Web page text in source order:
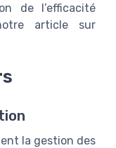
de l’efficacité
article sur
la gestion des